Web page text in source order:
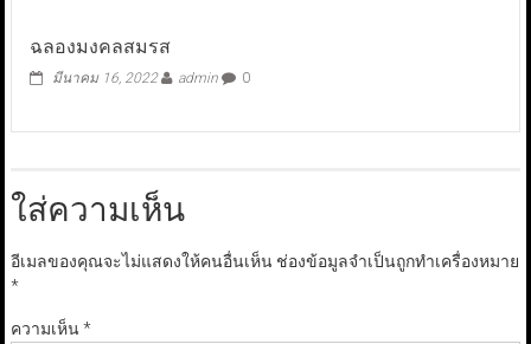
ฉลองมงคลสมรส
มีนาคม 16, 2022 admin 0
ใส่ความเห็น
อีเมลของคุณจะไม่แสดงให้คนอื่นเห็น ช่องข้อมูลจำเป็นถูกทำเครื่องหมาย
*
ความเห็น*